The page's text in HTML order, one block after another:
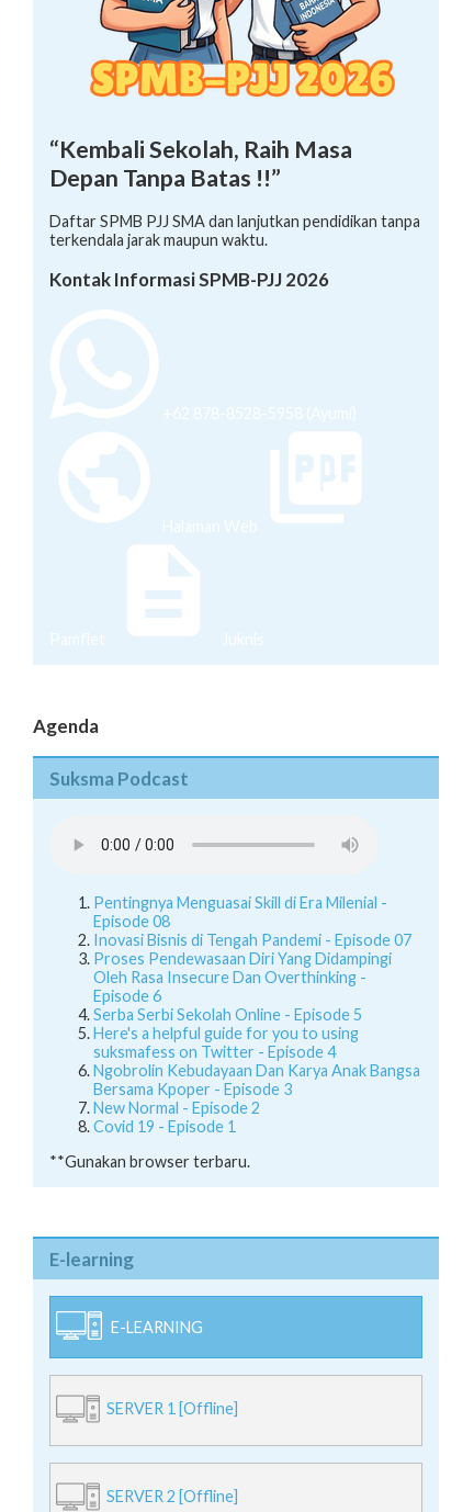
“Kembali Sekolah, Raih Masa
Depan Tanpa Batas !!”
Daftar SPMB PJJ SMA dan lanjutkan pendidikan tanpa
terkendala jarak maupun waktu.
Kontak Informasi SPMB-PJJ 2026
+62 878-8528-5958 (Ayumi)
Halaman Web
Pamflet Juknis
Agenda
Suksma Podcast
Pentingnya Menguasai Skill di Era Milenial -
Episode 08
Inovasi Bisnis di Tengah Pandemi - Episode 07
Proses Pendewasaan Diri Yang Didampingi
Oleh Rasa Insecure Dan Overthinking -
Episode 6
Serba Serbi Sekolah Online - Episode 5
Here's a helpful guide for you to using
suksmafess on Twitter - Episode 4
Ngobrolin Kebudayaan Dan Karya Anak Bangsa
Bersama Kpoper - Episode 3
New Normal - Episode 2
Covid 19 - Episode 1
**Gunakan browser terbaru.
E-learning
E-LEARNING
SERVER 1 [Offline]
SERVER 2 [Offline]